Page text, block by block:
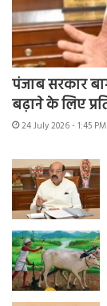
पंजाब सरकार
बढ़ाने के लिए
24 July 2026 - 1:45 PM